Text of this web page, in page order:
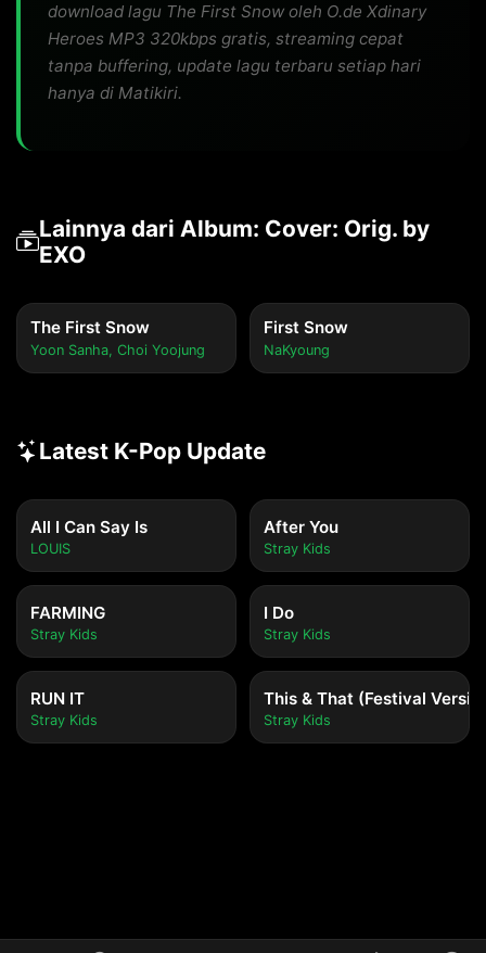
download lagu The First Snow oleh O.de Xdinary
Heroes MP3 320kbps gratis, streaming cepat
tanpa buffering, update lagu terbaru setiap hari
hanya di Matikiri.
Lainnya dari Album: Cover: Orig. by
EXO
The First Snow
Yoon Sanha, Choi Yoojung
First Snow
NaKyoung
Latest K-Pop Update
All I Can Say Is
LOUIS
After You
Stray Kids
FARMING
Stray Kids
I Do
Stray Kids
RUN IT
Stray Kids
This & That (Festival
Stray Kids